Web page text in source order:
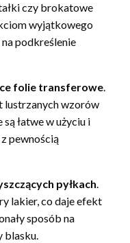
czy brokatowe
wyjątkowego
podkreślenie
folie transferowe.
lustrzanych wzorów
łatwe w użyciu i
pewnością
pyłkach.
lakier, co daje efekt
sposób na
blasku.